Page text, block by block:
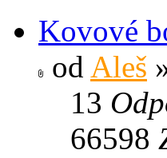
Kovové
od Aleš
13
66598